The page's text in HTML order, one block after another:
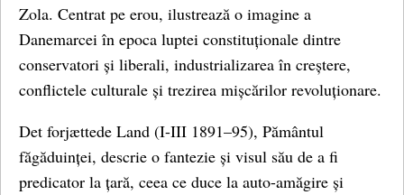
Zola. Centrat pe erou, ilustrează o imagine a
Danemarcei în epoca luptei constituționale dintre
conservatori și liberali, industrializarea în creștere,
conflictele culturale și trezirea mișcărilor revoluționare.
Det forjættede Land (I-III 1891–95), Pământul
făgăduinței, descrie o fantezie și visul său de a fi
predicator la țară, ceea ce duce la auto-amăgire și